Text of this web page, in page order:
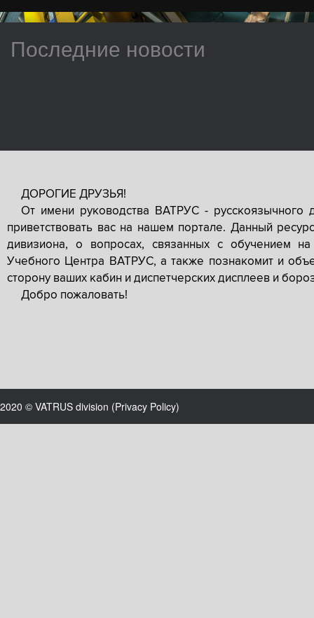
Последние новости
ДОРОГИЕ ДРУЗЬЯ!
От имени руководства ВАТРУС -
приветствовать вас на нашем портале. Данный
дивизиона, о вопросах, связанных с обучением
Учебного Центра ВАТРУС, а также познакомит и
сторону ваших кабин и диспетчерских дисплеев и
Добро пожаловать!
2020 © VATRUS division (Privacy Policy)